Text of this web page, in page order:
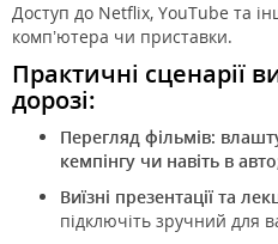
Доступ до Netflix, YouTube та
комп’ютера чи приставки.
Практичні сценарії
дорозі:
Перегляд фільмів:
кемпінгу чи навіть в
Виїзні презентації та
підключіть зручний для